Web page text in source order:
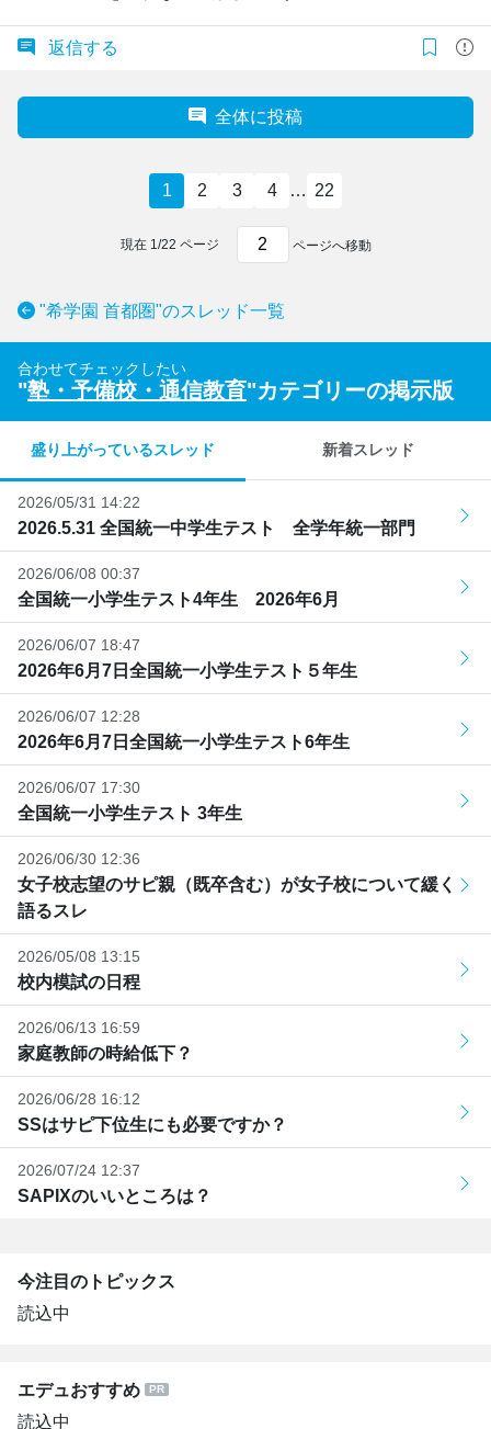
返信する
全体に投稿
1 2 3 4 … 22
現在 1 /22 ページ ページへ移動
"希学園 首都圏"のスレッド一覧
合わせてチェックしたい
"塾・予備校・通信教育"カテゴリーの掲示版
盛り上がっているスレッド 新着スレッド
2026/05/31 14:22
2026.5.31 全国統一中学生テスト 全学年統一部門
2026/06/08 00:37
全国統一小学生テスト4年生 2026年6月
2026/06/07 18:47
2026年6月7日全国統一小学生テスト５年生
2026/06/07 12:28
2026年6月7日全国統一小学生テスト6年生
2026/06/07 17:30
全国統一小学生テスト 3年生
2026/06/30 12:36
女子校志望のサピ親（既卒含む）が女子校について緩く
語るスレ
2026/05/08 13:15
校内模試の日程
2026/06/13 16:59
家庭教師の時給低下？
2026/06/28 16:12
SSはサピ下位生にも必要ですか？
2026/07/24 12:37
SAPIXのいいところは？
今注目のトピックス
読込中
エデュおすすめ
読込中